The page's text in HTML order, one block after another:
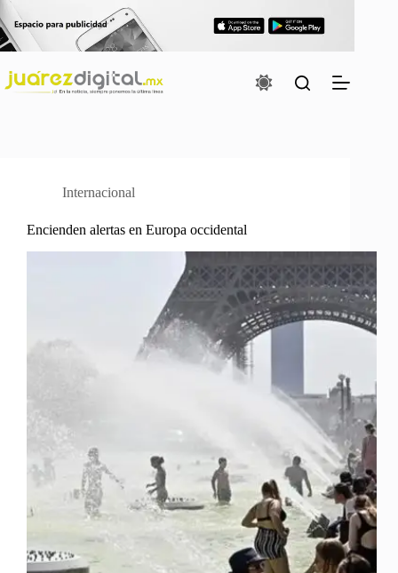
Saltar
al
contenido
Internacional
Encienden alertas en Europa occidental